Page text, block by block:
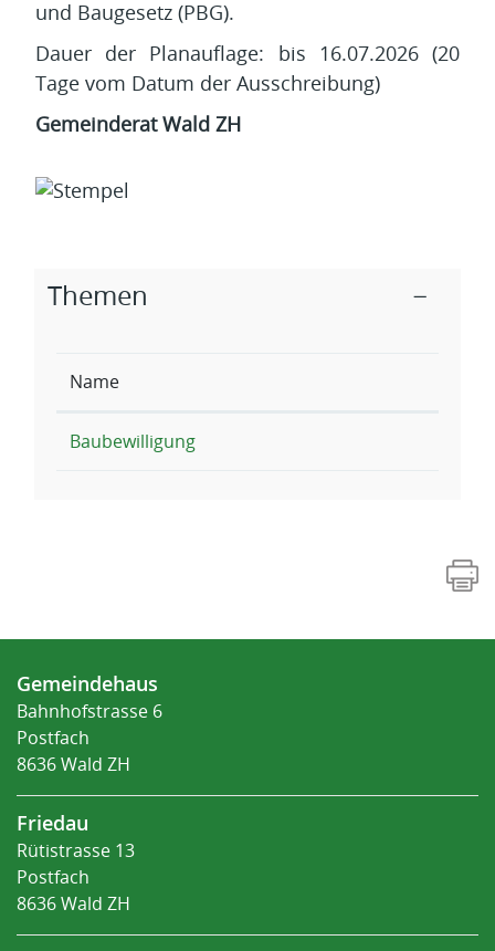
und Baugesetz (PBG).
Dauer der Planauflage: bis 16.07.2026 (20
Tage vom Datum der Ausschreibung)
Gemeinderat Wald ZH
Zugehörige Objekte
Themen
Name
Baubewilligung
Fusszeile
Gemeindehaus
Bahnhofstrasse 6
Postfach
8636 Wald ZH
Friedau
Rütistrasse 13
Postfach
8636 Wald ZH